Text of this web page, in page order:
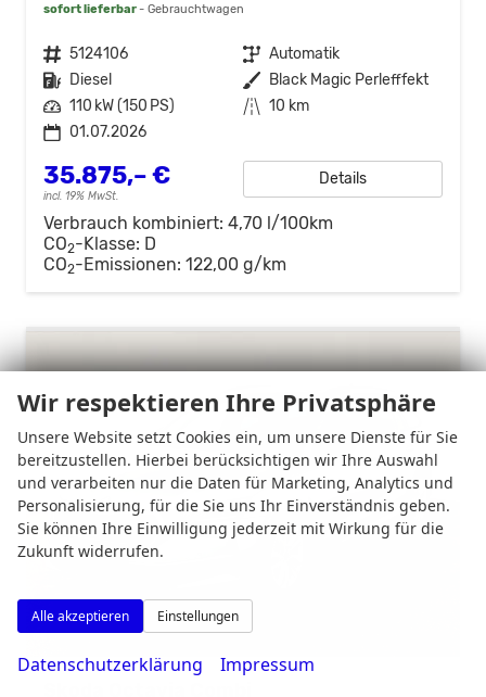
sofort lieferbar Gebrauchtwagen
Fahrzeugnr. 5124106 Getriebe Automatik
Kraftstoff Diesel Außenfarbe Black Magic Perlefffekt
Leistung 110 kW (150 PS) Kilometerstand 10 km
01.07.2026
35.875,– €
incl. 19% MwSt.
Details
Verbrauch kombiniert: 4,70 l/100km
CO2-Klasse: D
CO2-Emissionen: 122,00 g/km
Wir respektieren Ihre Privatsphäre
Unsere Website setzt Cookies ein, um unsere Dienste für Sie
bereitzustellen. Hierbei berücksichtigen wir Ihre Auswahl
und verarbeiten nur die Daten für Marketing, Analytics und
Personalisierung, für die Sie uns Ihr Einverständnis geben.
Sie können Ihre Einwilligung jederzeit mit Wirkung für die
Zukunft widerrufen.
Alle akzeptieren Einstellungen
Datenschutzerklärung Impressum